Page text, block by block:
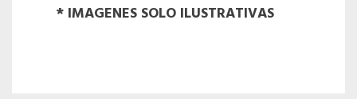
* IMAGENES SOLO ILUSTRATIVAS